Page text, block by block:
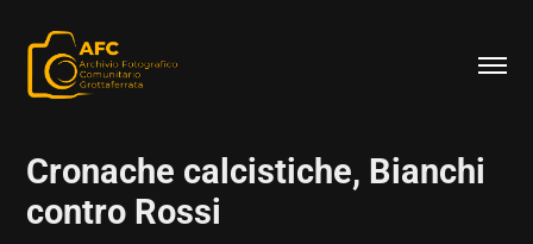
Cronache calcistiche, Bianchi
contro Rossi